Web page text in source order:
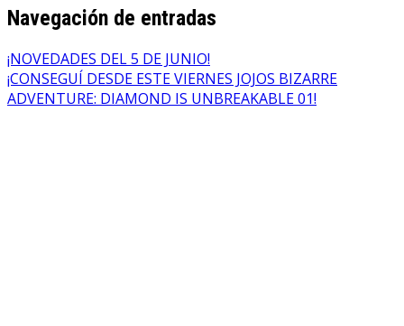
Navegación de entradas
¡NOVEDADES DEL 5 DE JUNIO!
¡CONSEGUÍ DESDE ESTE VIERNES JOJOS BIZARRE
ADVENTURE: DIAMOND IS UNBREAKABLE 01!